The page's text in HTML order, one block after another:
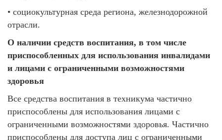
• социокультурная среда региона, железнодорожной
отрасли.
О наличии средств воспитания, в том числе
приспособленных для использования инвалидами
и лицами с ограниченными возможностями
здоровья
Все средства воспитания в техникума частично
приспособлены для использования лицами с
ограниченными возможностями здоровья. Частично
приспособлены для доступа лиц с ограниченными